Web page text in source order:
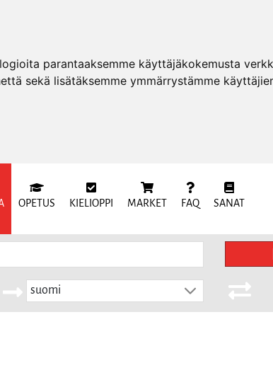
parantaaksemme käyttäjäkokemusta
sekä lisätäksemme ymmärrystämme
OPETUS KIELIOPPI MARKET FAQ SANAT
suomi